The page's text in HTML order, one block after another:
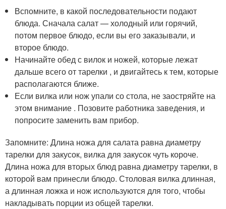
Вспомните, в какой последовательности подают
блюда. Сначала салат — холодный или горячий,
потом первое блюдо, если вы его заказывали, и
второе блюдо.
Начинайте обед с вилок и ножей, которые лежат
дальше всего от тарелки , и двигайтесь к тем, которые
располагаются ближе.
Если вилка или нож упали со стола, не заостряйте на
этом внимание . Позовите работника заведения, и
попросите заменить вам прибор.
Запомните: Длина ножа для салата равна диаметру
тарелки для закусок, вилка для закусок чуть короче.
Длина ножа для вторых блюд равна диаметру тарелки, в
которой вам принесли блюдо. Столовая вилка длинная,
а длинная ложка и нож используются для того, чтобы
накладывать порции из общей тарелки.